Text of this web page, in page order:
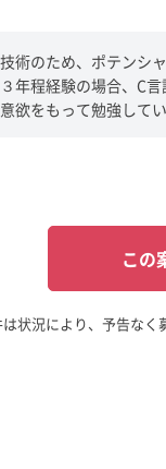
術のため、ポテンシ
年程経験の場合、C
欲をもって勉強して
この
状況により、予告なく